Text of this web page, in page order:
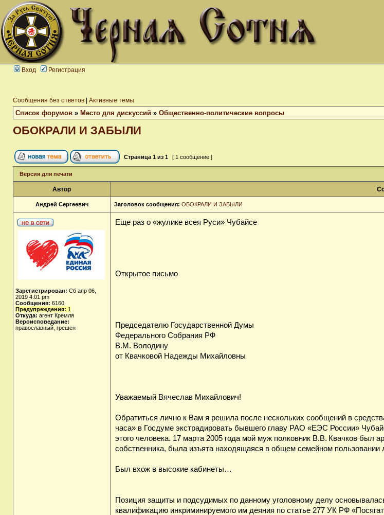
Вход Регистрация
Сообщения без ответов Активные темы
Список форумов » Место для дискуссий » Общественно-политические вопросы
ОБОКРАЛИ И ЗАБЫЛИ
Страница 1 из 1 [ 1 сообщение ]
Версия для печати
Автор
Андрей Сергеевич Заголовок сообщения: ОБОКРАЛИ И ЗАБЫЛИ
Зарегистрирован: Сб апр 06,
2019 4:01 pm
Сообщения: 6160
Предупреждения: 1
Откуда: агент Кремля
Вероисповедание:
православный, грешен
Еще раз о «жулике всея Руси» Чубайсе
Открытое письмо
Председателю Государственной Думы
Федерального Собрания РФ
В.М. Володину
от Квачковой Надежды Михайловны
Уважаемый Вячеслав Михайлович!
Обратиться лично к Вам я решила после нескольких сообщений в
часа» в Госдуме экстрадировать бывшего главу РАО «ЕЭС России»
этого человека. 17 марта 2005 года мой муж полковник В.В. Квачков был
собственника, была изъята находящаяся в общем семейном
Был вхож в высокие кабинеты…
Позиция защиты и подсудимых по данному уголовному делу
квалификацию инкриминируемого им деяния по статье 277 УК РФ